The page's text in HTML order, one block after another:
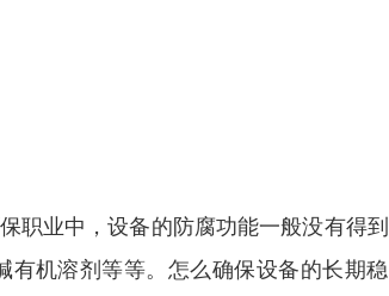
职业中，设备的防腐功能一般没有得
机溶剂等等。怎么确保设备的长期